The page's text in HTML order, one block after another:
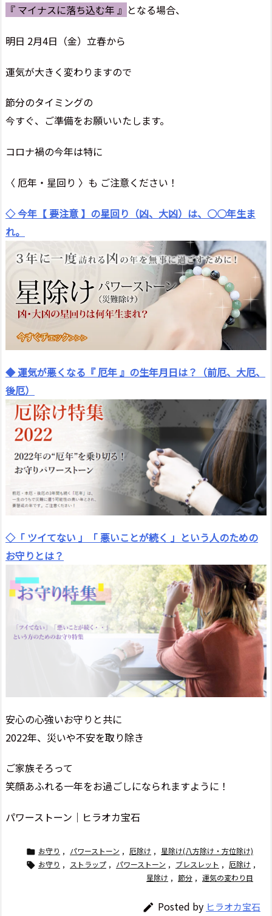
『 マイナスに落ち込む年 』 となる場合、
明日 2月4日（金）立春から
運気が大きく変わりますので
節分のタイミングの
今すぐ、ご準備をお願いいたします。
コロナ禍の今年は特に
〈 厄年・星回り 〉も ご注意ください！
◇ 今年【 要注意 】の星回り（凶、大凶）は、○○年生ま
れ。
◆ 運気が悪くなる『 厄年 』の生年月日は？（前厄、大厄、
後厄）
◇「 ツイてない 」「 悪いことが続く 」という人のための
お守りとは？
安心の心強いお守りと共に
2022年、災いや不安を取り除き
ご家族そろって
笑顔あふれる一年をお過ごしになられますように！
パワーストーン｜ヒラオカ宝石
 お守り , パワーストーン , 厄除け , 星除け(八方除け・方位除け)
 お守り , ストラップ , パワーストーン , ブレスレット , 厄除け ,
星除け , 節分 , 運気の変わり目
 Posted by ヒラオカ宝石